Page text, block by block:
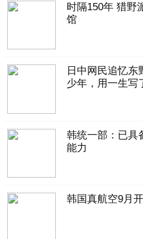
时隔150年 猎野
馆
日中网民追忆东
少年，用一生写
韩统一部：已具
能力
韩国真航空9月